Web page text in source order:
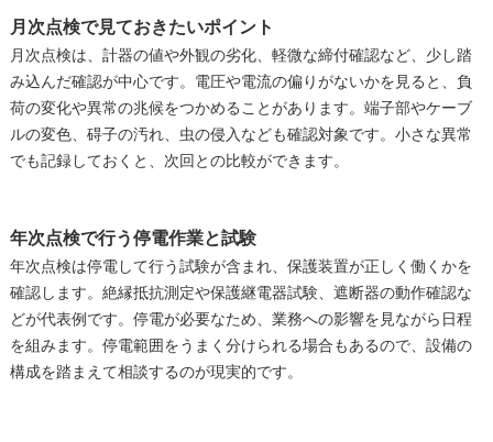
月次点検で見ておきたいポイント
月次点検は、計器の値や外観の劣化、軽微な締付確認など、少し踏
み込んだ確認が中心です。電圧や電流の偏りがないかを見ると、負
荷の変化や異常の兆候をつかめることがあります。端子部やケーブ
ルの変色、碍子の汚れ、虫の侵入なども確認対象です。小さな異常
でも記録しておくと、次回との比較ができます。
年次点検で行う停電作業と試験
年次点検は停電して行う試験が含まれ、保護装置が正しく働くかを
確認します。絶縁抵抗測定や保護継電器試験、遮断器の動作確認な
どが代表例です。停電が必要なため、業務への影響を見ながら日程
を組みます。停電範囲をうまく分けられる場合もあるので、設備の
構成を踏まえて相談するのが現実的です。